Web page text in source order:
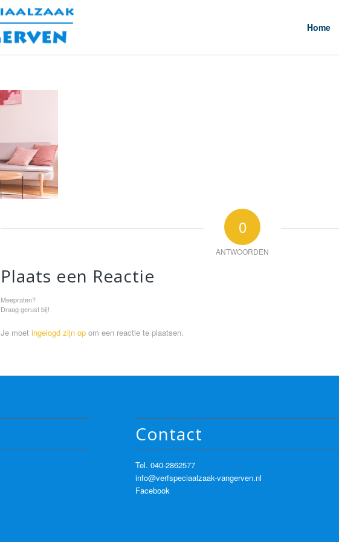
Home
0
ANTWOORDEN
Plaats een Reactie
Meepraten?
Draag gerust bij!
Je moet ingelogd zijn op om een reactie te plaatsen.
Contact
Tel. 040-2862577
info@verfspeciaalzaak-vangerven.nl
Facebook